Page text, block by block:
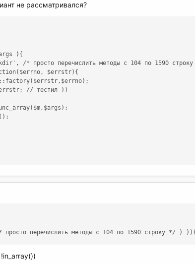
не рассматривался?
){
/* просто перечислить методы с 104 по 1590 строку
$errstr){
// тестил ))
перечислить методы с 104 по 1590 строку */ )